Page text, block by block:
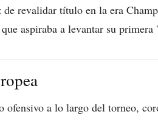
revalidar título en la era
aspiraba a levantar su primera
a lo largo del torneo,